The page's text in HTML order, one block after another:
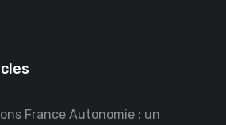
France Autonomie : un